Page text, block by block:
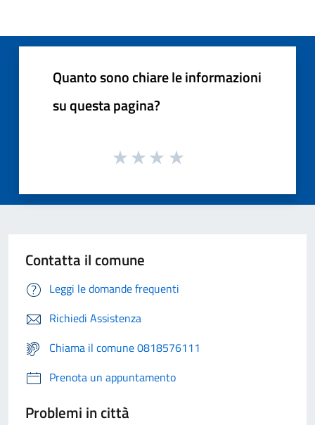
Quanto sono chiare le informazioni
su questa pagina?
Contatta il comune
Leggi le domande frequenti
Richiedi Assistenza
Chiama il comune 0818576111
Prenota un appuntamento
Problemi in città